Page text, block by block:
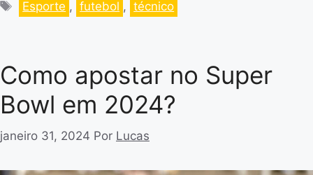
Esporte , futebol , técnico
Como apostar no Super
Bowl em 2024?
janeiro 31, 2024 Por Lucas